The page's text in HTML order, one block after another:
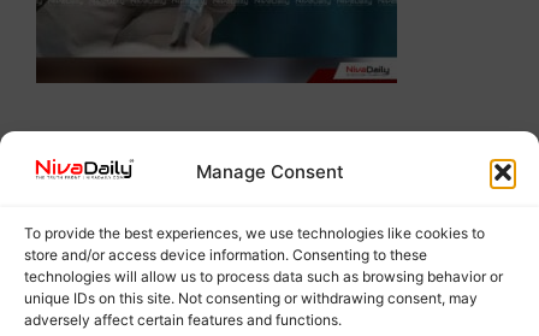
Manage Consent
To provide the best experiences, we use technologies like cookies to
store and/or access device information. Consenting to these
technologies will allow us to process data such as browsing behavior or
unique IDs on this site. Not consenting or withdrawing consent, may
adversely affect certain features and functions.